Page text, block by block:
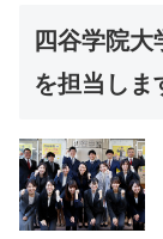
四谷学院
を担当しま